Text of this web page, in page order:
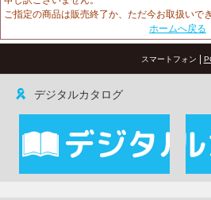
ご指定の商品は販売終了か、ただ今お取扱いで
ホームへ戻る
スマートフォン |
デジタルカタログ